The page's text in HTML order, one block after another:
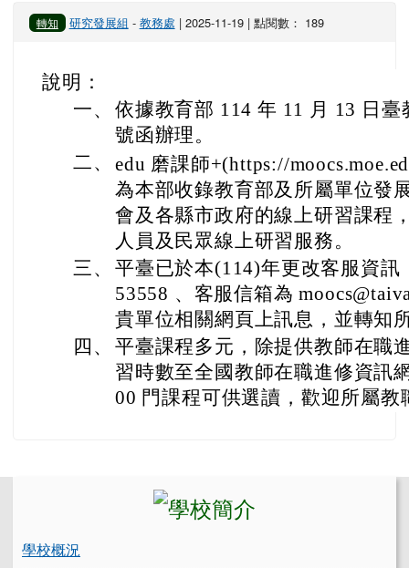
轉知 研究發展組 - 教務處 | 2025-11-19 | 點閱數： 189
說明：
一、 依據教育部 114 年 11 月 13 日
號函辦理。
二、 edu 磨課師+(https://
為本部收錄教育部及所屬單位發
會及各縣市政府的線上研習課程
人員及民眾線上研習服務。
三、 平臺已於本(114)年更改客服資訊
53558 、客服信箱為
貴單位相關網頁上訊息，並轉知
四、 平臺課程多元，除提供教師在職
習時數至全國教師在職進修資訊
00 門課程可供選讀，歡迎所屬教
學校概況